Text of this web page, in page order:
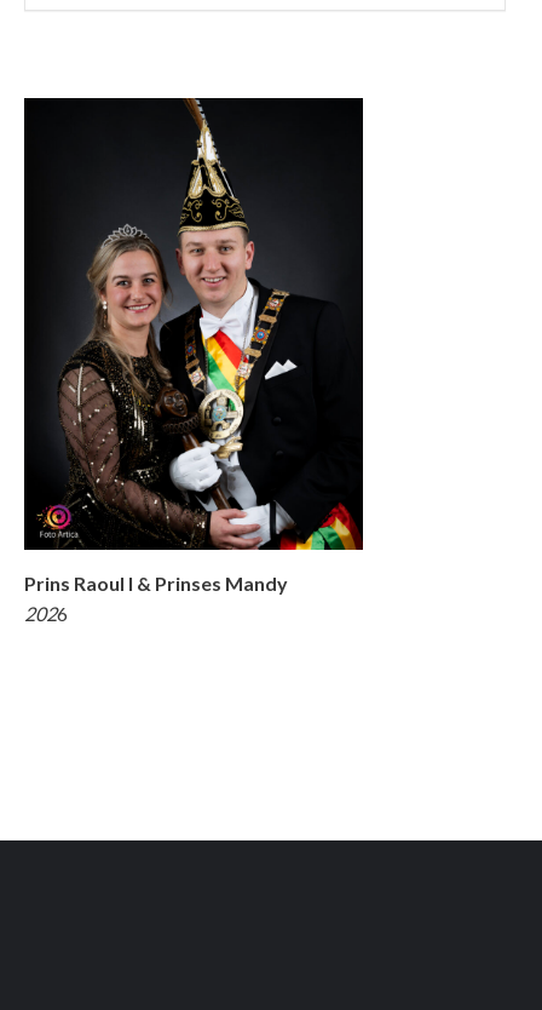
Prins Raoul I & Prinses Mandy
2026